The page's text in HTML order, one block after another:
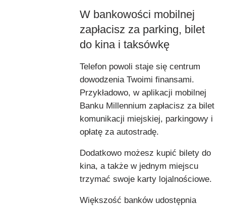
W bankowości mobilnej
zapłacisz za parking, bilet
do kina i taksówkę
Telefon powoli staje się centrum
dowodzenia Twoimi finansami.
Przykładowo, w aplikacji mobilnej
Banku Millennium zapłacisz za bilet
komunikacji miejskiej, parkingowy i
opłatę za autostradę.
Dodatkowo możesz kupić bilety do
kina, a także w jednym miejscu
trzymać swoje karty lojalnościowe.
Większość banków udostępnia